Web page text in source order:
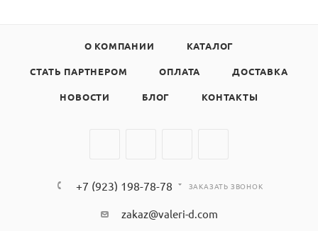
О КОМПАНИИ КАТАЛОГ
СТАТЬ ПАРТНЕРОМ ОПЛАТА ДОСТАВКА
НОВОСТИ БЛОГ КОНТАКТЫ
+7 (923) 198-78-78 ЗАКАЗАТЬ ЗВОНОК
zakaz@valeri-d.com